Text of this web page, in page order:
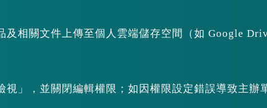
及相關文件上傳至個人雲端儲存空間（如 Google
」，並關閉編輯權限；如因權限設定錯誤導致主辦